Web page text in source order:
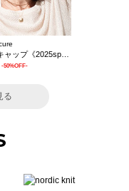
-50%OFF-
る